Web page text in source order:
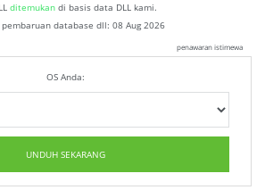
ditemukandi basis data DLL kami.
pembaruan database dll: 08 Aug 2026
penawaran istimewa
OS Anda:
UNDUH SEKARANG